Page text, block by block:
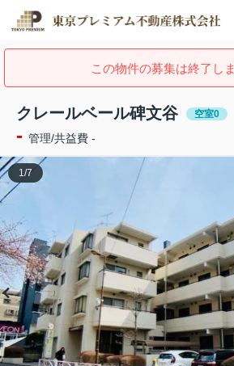
この物件の募集は終了しま
クレールベール碑文谷 空室0
- 管理/共益費 -
1/7